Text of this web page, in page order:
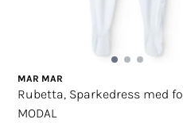
MAR MAR
Rubetta, Sparkedress med
MODAL